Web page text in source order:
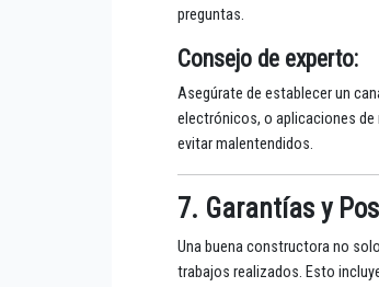
preguntas.
Consejo de experto:
Asegúrate de establecer un
electrónicos, o aplicaciones
evitar malentendidos.
7. Garantías y
Una buena constructora no
trabajos realizados. Esto